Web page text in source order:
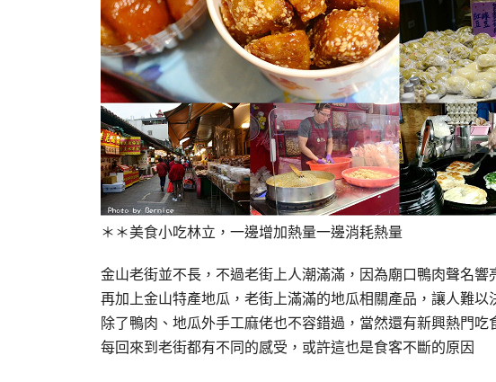
＊＊美食小吃林立，一邊增加熱量一邊消耗熱量
金山老街並不長，不過老街上人潮滿滿，因為廟口鴨肉聲名響
再加上金山特產地瓜，老街上滿滿的地瓜相關產品，讓人難以
除了鴨肉、地瓜外手工麻佬也不容錯過，當然還有新興熱門吃
每回來到老街都有不同的感受，或許這也是食客不斷的原因